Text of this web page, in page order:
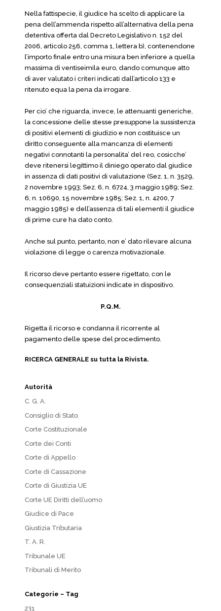
Nella fattispecie, il giudice ha scelto di applicare la
pena dell’ammenda rispetto all’alternativa della pena
detentiva offerta dal Decreto Legislativo n. 152 del
2006, articolo 256, comma 1, lettera b), contenendone
l’importo finale entro una misura ben inferiore a quella
massima di ventiseimila euro, dando comunque atto
di aver valutato i criteri indicati dall’articolo 133 e
ritenuto equa la pena da irrogare.
Per cio’ che riguarda, invece, le attenuanti generiche,
la concessione delle stesse presuppone la sussistenza
di positivi elementi di giudizio e non costituisce un
diritto conseguente alla mancanza di elementi
negativi connotanti la personalita’ del reo, cosicche’
deve ritenersi legittimo il diniego operato dal giudice
in assenza di dati positivi di valutazione (Sez. 1, n. 3529,
2 novembre 1993; Sez. 6, n. 6724, 3 maggio 1989; Sez.
6, n. 10690, 15 novembre 1985; Sez. 1, n. 4200, 7
maggio 1985) e dell’assenza di tali elementi il giudice
di prime cure ha dato conto.
Anche sul punto, pertanto, non e’ dato rilevare alcuna
violazione di legge o carenza motivazionale.
Il ricorso deve pertanto essere rigettato, con le
consequenziali statuizioni indicate in dispositivo.
P.Q.M.
Rigetta il ricorso e condanna il ricorrente al
pagamento delle spese del procedimento.
RICERCA GENERALE su tutta la Rivista.
Autorità
C. G. A.
Consiglio di Stato
Corte Costituzionale
Corte dei Conti
Corte di Appello
Corte di Cassazione
Corte di Giustizia UE
Corte UE Diritti dell’uomo
Giudice di Pace
Giustizia Tributaria
T. A. R.
Tribunale UE
Tribunali di Merito
Categorie – Tag
231